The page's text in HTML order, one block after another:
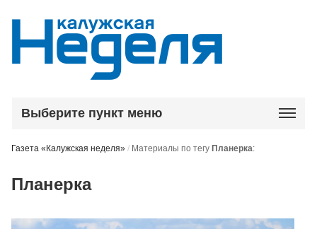
Выберите пункт меню
Газета «Калужская неделя» / Материалы по тегу Планерка:
Планерка